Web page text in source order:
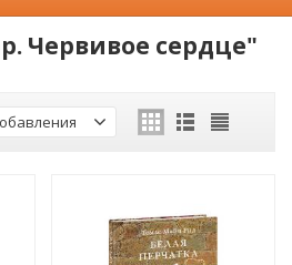
Червивое сердце"